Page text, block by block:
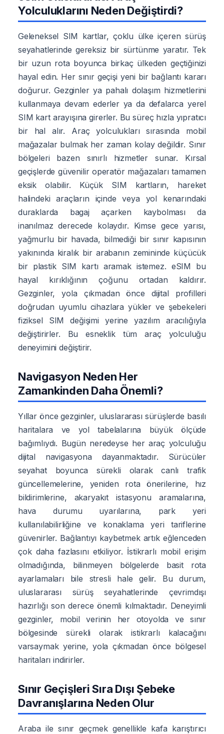
Yolculuklarını Neden Değiştirdi?
Geleneksel SIM kartlar, çoklu ülke içeren sürüş
seyahatlerinde gereksiz bir sürtünme yaratır. Tek
bir uzun rota boyunca birkaç ülkeden geçtiğinizi
hayal edin. Her sınır geçişi yeni bir bağlantı kararı
doğurur. Gezginler ya pahalı dolaşım hizmetlerini
kullanmaya devam ederler ya da defalarca yerel
SIM kart arayışına girerler. Bu süreç hızla yıpratıcı
bir hal alır. Araç yolculukları sırasında mobil
mağazalar bulmak her zaman kolay değildir. Sınır
bölgeleri bazen sınırlı hizmetler sunar. Kırsal
geçişlerde güvenilir operatör mağazaları tamamen
eksik olabilir. Küçük SIM kartların, hareket
halindeki araçların içinde veya yol kenarındaki
duraklarda bagaj açarken kaybolması da
inanılmaz derecede kolaydır. Kimse gece yarısı,
yağmurlu bir havada, bilmediği bir sınır kapısının
yakınında kiralık bir arabanın zemininde küçücük
bir plastik SIM kartı aramak istemez. eSIM bu
hayal kırıklığının çoğunu ortadan kaldırır.
Gezginler, yola çıkmadan önce dijital profilleri
doğrudan uyumlu cihazlara yükler ve şebekeleri
fiziksel SIM değişimi yerine yazılım aracılığıyla
değiştirirler. Bu esneklik tüm araç yolculuğu
deneyimini değiştirir.
Navigasyon Neden Her
Zamankinden Daha Önemli?
Yıllar önce gezginler, uluslararası sürüşlerde basılı
haritalara ve yol tabelalarına büyük ölçüde
bağımlıydı. Bugün neredeyse her araç yolculuğu
dijital navigasyona dayanmaktadır. Sürücüler
seyahat boyunca sürekli olarak canlı trafik
güncellemelerine, yeniden rota önerilerine, hız
bildirimlerine, akaryakıt istasyonu aramalarına,
hava durumu uyarılarına, park yeri
kullanılabilirliğine ve konaklama yeri tariflerine
güvenirler. Bağlantıyı kaybetmek artık eğlenceden
çok daha fazlasını etkiliyor. İstikrarlı mobil erişim
olmadığında, bilinmeyen bölgelerde basit rota
ayarlamaları bile stresli hale gelir. Bu durum,
uluslararası sürüş seyahatlerinde çevrimdışı
hazırlığı son derece önemli kılmaktadır. Deneyimli
gezginler, mobil verinin her otoyolda ve sınır
bölgesinde sürekli olarak istikrarlı kalacağını
varsaymak yerine, yola çıkmadan önce bölgesel
haritaları indirirler.
Sınır Geçişleri Sıra Dışı Şebeke
Davranışlarına Neden Olur
Araba ile sınır geçmek genellikle kafa karıştırıcı